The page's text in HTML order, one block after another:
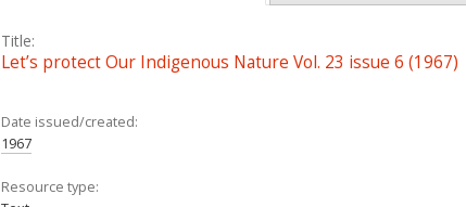
Title:
Let’s protect Our Indigenous Nature Vol. 23 issue 6 (1967)
Date issued/created:
1967
Resource type: